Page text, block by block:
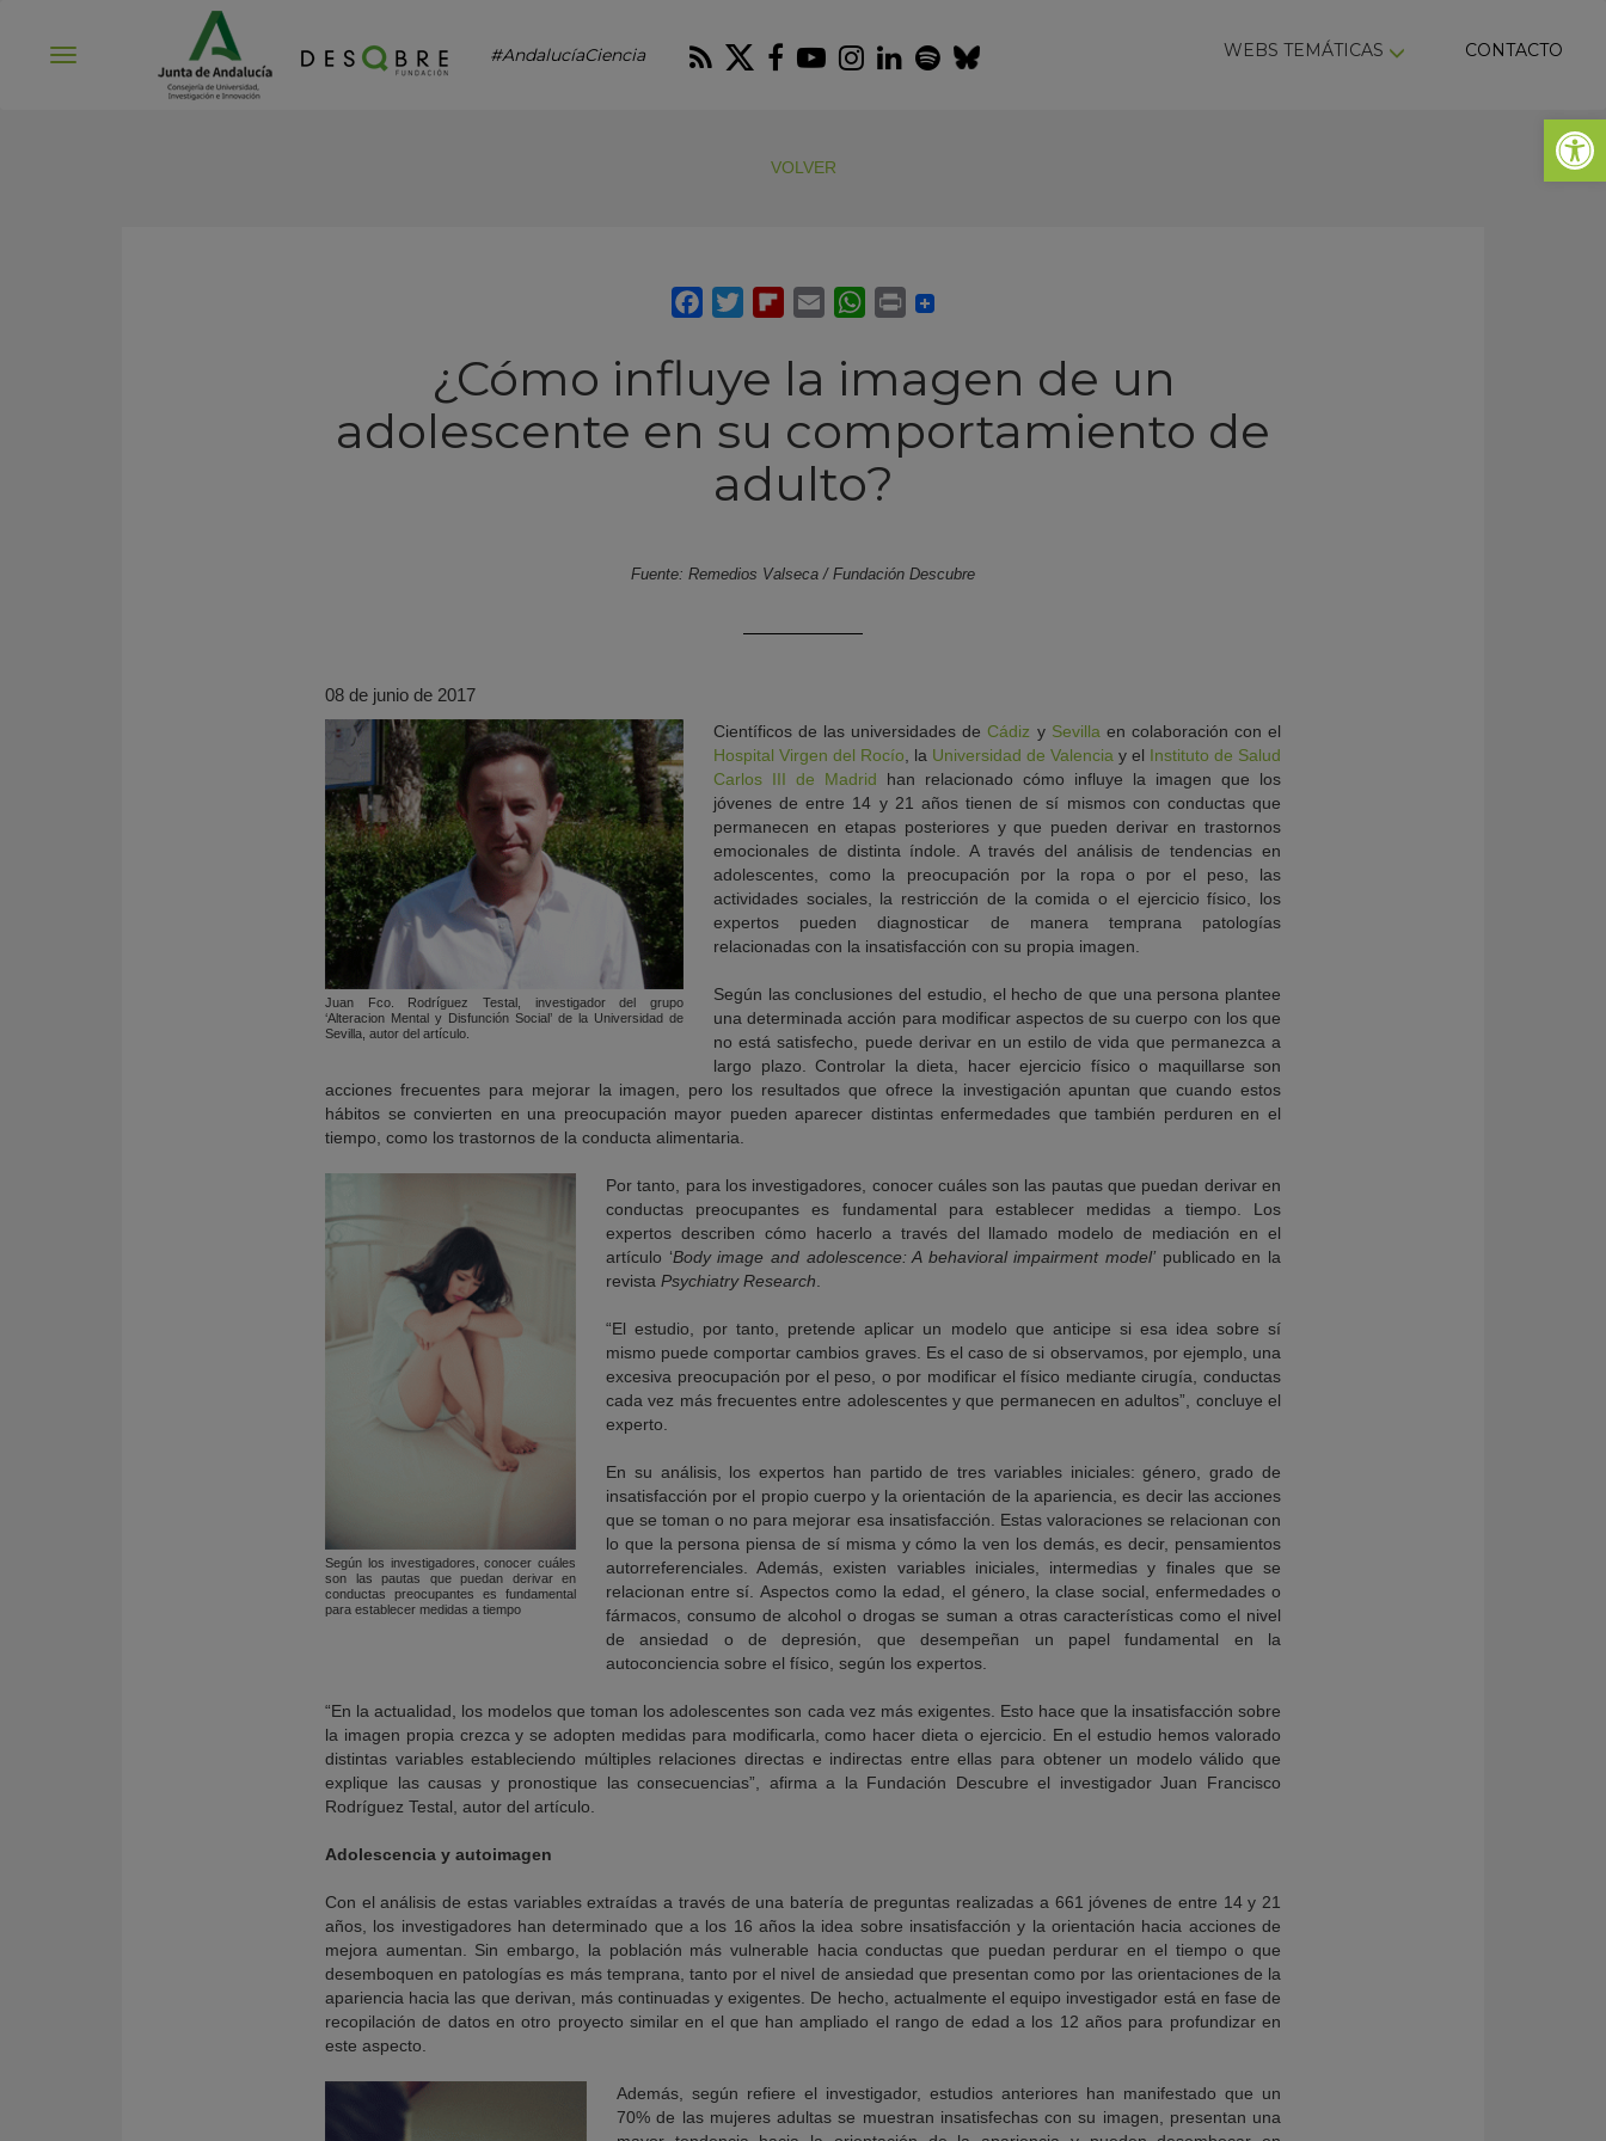
Abrir
#AndalucíaCiencia RSS Twitter
Facebook
Youtube
Instagram
LinkedIn
Spotify
Bluesky WEBS TEMÁTICAS CONTACTO
VOLVER
¿Cómo influye la imagen de un
adolescente en su comportamiento de
adulto?
Fuente: Remedios Valseca / Fundación Descubre
08 de junio de 2017
Juan Fco. Rodríguez Testal, investigador del grupo
‘Alteracion Mental y Disfunción Social’ de la Universidad de
Sevilla, autor del artículo.
Científicos de las universidades deCádiz y Sevilla en colaboración con el
Hospital Virgen del Rocío , la Universidad de Valencia y el Instituto de Salud
Carlos III de Madrid han relacionado cómo influye la imagen que los
jóvenes de entre 14 y 21 años tienen de sí mismos con conductas que
permanecen en etapas posteriores y que pueden derivar en trastornos
emocionales de distinta índole. A través del análisis de tendencias en
adolescentes, como la preocupación por la ropa o por el peso, las
actividades sociales, la restricción de la comida o el ejercicio físico, los
expertos pueden diagnosticar de manera temprana patologías
relacionadas con la insatisfacción con su propia imagen.
Según las conclusiones del estudio, el hecho de que una persona plantee
una determinada acción para modificar aspectos de su cuerpo con los que
no está satisfecho, puede derivar en un estilo de vida que permanezca a
largo plazo. Controlar la dieta, hacer ejercicio físico o maquillarse son
acciones frecuentes para mejorar la imagen, pero los resultados que ofrece la investigación apuntan que cuando estos
hábitos se convierten en una preocupación mayor pueden aparecer distintas enfermedades que también perduren en el
tiempo, como los trastornos de la conducta alimentaria.
Según los investigadores, conocer cuáles
son las pautas que puedan derivar en
conductas preocupantes es fundamental
para establecer medidas a tiempo
Por tanto, para los investigadores, conocer cuáles son las pautas que puedan derivar en
conductas preocupantes es fundamental para establecer medidas a tiempo. Los
expertos describen cómo hacerlo a través del llamado modelo de mediación en el
artículo ‘Body image and adolescence: A behavioral impairment model’ publicado en la
revista Psychiatry Research
“El estudio, por tanto, pretende aplicar un modelo que anticipe si esa idea sobre sí
mismo puede comportar cambios graves. Es el caso de si observamos, por ejemplo, una
excesiva preocupación por el peso, o por modificar el físico mediante cirugía, conductas
cada vez más frecuentes entre adolescentes y que permanecen en adultos”, concluye el
experto.
En su análisis, los expertos han partido de tres variables iniciales: género, grado de
insatisfacción por el propio cuerpo y la orientación de la apariencia, es decir las acciones
que se toman o no para mejorar esa insatisfacción. Estas valoraciones se relacionan con
lo que la persona piensa de sí misma y cómo la ven los demás, es decir, pensamientos
autorreferenciales. Además, existen variables iniciales, intermedias y finales que se
relacionan entre sí. Aspectos como la edad, el género, la clase social, enfermedades o
fármacos, consumo de alcohol o drogas se suman a otras características como el nivel
de ansiedad o de depresión, que desempeñan un papel fundamental en la
autoconciencia sobre el físico, según los expertos.
“En la actualidad, los modelos que toman los adolescentes son cada vez más exigentes. Esto hace que la insatisfacción sobre
la imagen propia crezca y se adopten medidas para modificarla, como hacer dieta o ejercicio. En el estudio hemos valorado
distintas variables estableciendo múltiples relaciones directas e indirectas entre ellas para obtener un modelo válido que
explique las causas y pronostique las consecuencias”, afirma a la Fundación Descubre el investigador Juan Francisco
Rodríguez Testal, autor del artículo.
Adolescencia y autoimagen
Con el análisis de estas variables extraídas a través de una batería de preguntas realizadas a 661 jóvenes de entre 14 y 21
años, los investigadores han determinado que a los 16 años la idea sobre insatisfacción y la orientación hacia acciones de
mejora aumentan. Sin embargo, la población más vulnerable hacia conductas que puedan perdurar en el tiempo o que
desemboquen en patologías es más temprana, tanto por el nivel de ansiedad que presentan como por las orientaciones de la
apariencia hacia las que derivan, más continuadas y exigentes. De hecho, actualmente el equipo investigador está en fase de
recopilación de datos en otro proyecto similar en el que han ampliado el rango de edad a los 12 años para profundizar en
este aspecto.
Además, según refiere el investigador, estudios anteriores han manifestado que un
70% de las mujeres adultas se muestran insatisfechas con su imagen, presentan una